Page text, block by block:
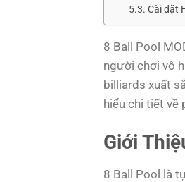
Cài đặt
8 Ball Pool
người chơi vô
billiards xuất
hiểu chi tiết về
Giới
8 Ball Pool là